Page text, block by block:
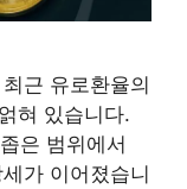
근 유로환율의
혀 있습니다.
은 범위에서
가 이어졌습니